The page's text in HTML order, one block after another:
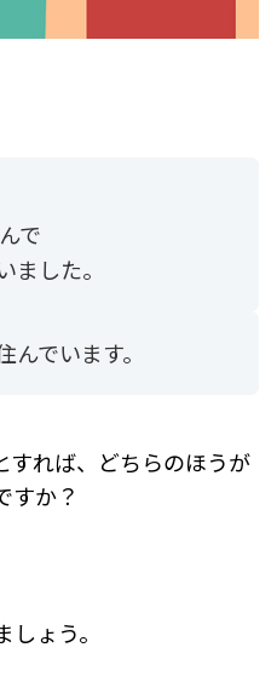
で
ました。
でいます。
すれば、どちらのほうが
すか？
ょう。